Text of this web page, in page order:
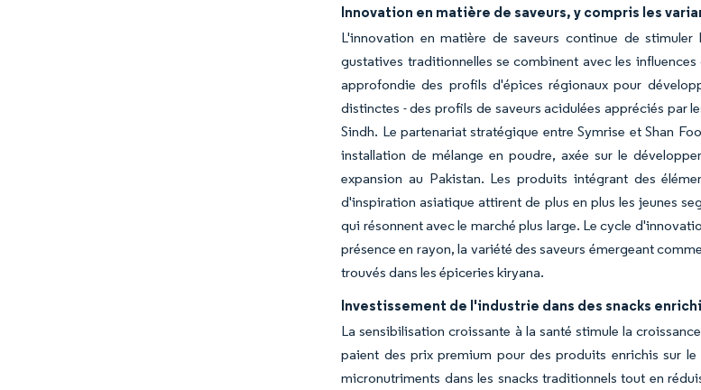
Innovation en matière de saveurs, y compris les
L'innovation en matière de saveurs continue de
gustatives traditionnelles se combinent avec les
approfondie des profils d'épices régionaux pour
distinctes - des profils de saveurs acidulées appréciés par
Sindh. Le partenariat stratégique entre Symrise et Shan
installation de mélange en poudre, axée sur le
expansion au Pakistan. Les produits intégrant des
d'inspiration asiatique attirent de plus en plus les jeunes
qui résonnent avec le marché plus large. Le cycle
présence en rayon, la variété des saveurs émergeant
trouvés dans les épiceries kiryana.
Investissement de l'industrie dans des snacks
La sensibilisation croissante à la santé stimule la
paient des prix premium pour des produits enrichis sur
micronutriments dans les snacks traditionnels tout en